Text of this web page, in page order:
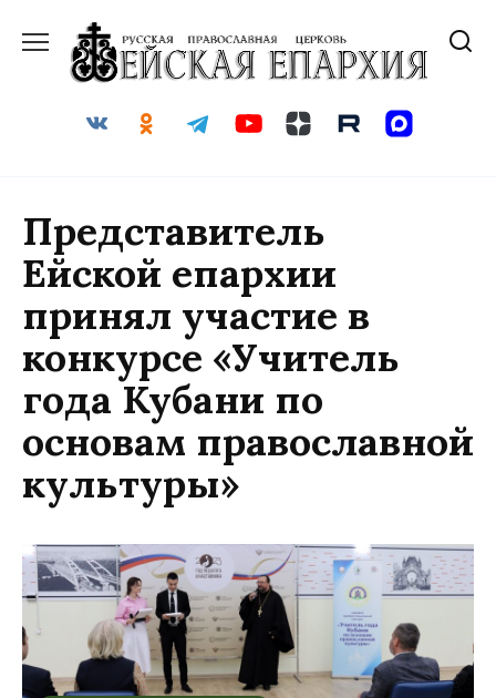
содержанию
Представитель
Ейской епархии
принял участие в
конкурсе «Учитель
года Кубани по
основам православной
культуры»